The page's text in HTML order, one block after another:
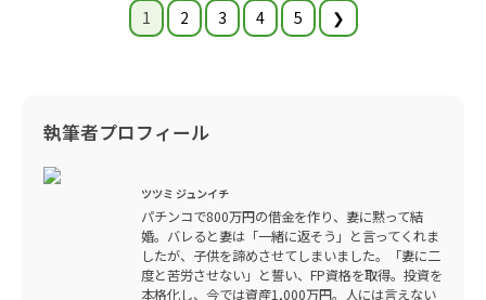
1 2 3 4 5 ❯
執筆者プロフィール
ツツミ ジュンイチ
パチンコで800万円の借金を作り、妻に黙って結
婚。バレると妻は「一緒に返そう」と言ってくれま
したが、子供を諦めさせてしまいました。「妻に二
度と苦労させない」と誓い、FP資格を取得。投資を
本格化し、今では資産1,000万円。人には言えない